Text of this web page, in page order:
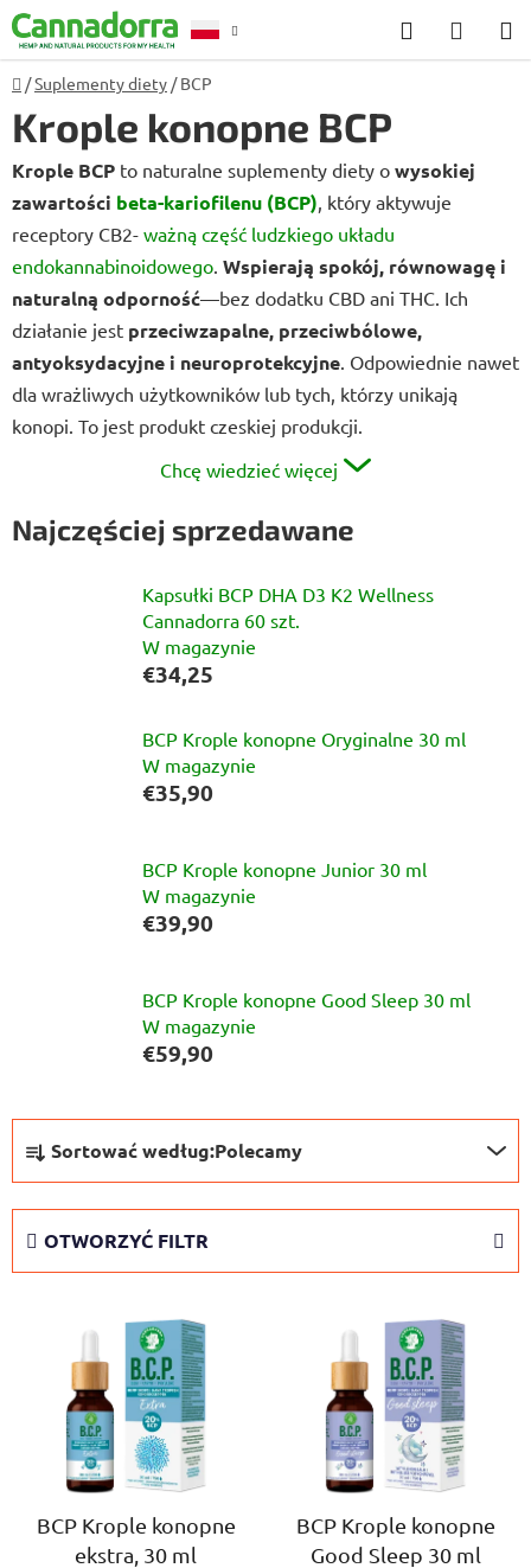
Przejść
do
treści
Szukaj
Home
/Suplementy diety / BCP
Krople konopne BCP
Krople BCP to naturalne suplementy diety o wysokiej
zawartości beta-kariofilenu (BCP), który aktywuje
receptory CB2- ważną część ludzkiego układu
endokannabinoidowego. Wspierają spokój, równowagę i
naturalną odporność—bez dodatku CBD ani THC. Ich
działanie jest przeciwzapalne, przeciwbólowe,
antyoksydacyjne i neuroprotekcyjne. Odpowiednie nawet
dla wrażliwych użytkowników lub tych, którzy unikają
konopi. To jest produkt czeskiej produkcji.
Chcę wiedzieć więcej
Najczęściej sprzedawane
Kapsułki BCP DHA D3 K2 Wellness
Cannadorra 60 szt.
W magazynie
€34,25
BCP Krople konopne Oryginalne 30 ml
W magazynie
€35,90
BCP Krople konopne Junior 30 ml
W magazynie
€39,90
BCP Krople konopne Good Sleep 30 ml
W magazynie
€59,90
o
r
Sortować według:Polecamy
OTWORZYĆ FILTR
BCP Krople konopne
ekstra, 30 ml
BCP Krople konopne
Good Sleep 30 ml